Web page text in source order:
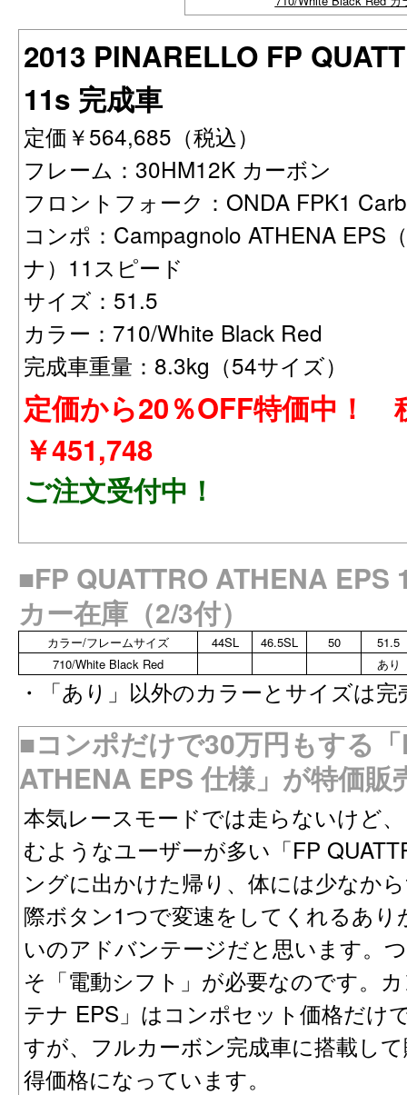
2013 PINARELLO FP
11s 完成車
定価￥564,685（税込）
フレーム：30HM12K カーボン
フロントフォーク：ONDA FPK1
コンポ：Campagnolo ATHENA EPS
ナ）11スピード
サイズ：51.5
カラー：710/White Black Red
完成車重量：8.3kg（54サイズ）
定価から20％OFF特価中
￥451,748
ご注文受付中！
■FP QUATTRO ATHENA EPS
カー在庫（2/3付）
カラー/フレームサイズ 44SL 46.5SL 50
51.5
710/White Black Red
あり
・「あり」以外のカラーとサイズは
■コンポだけで30万円もする
ATHENA EPS 仕様」が特価販
本気レースモードでは走らないけど
むようなユーザーが多い「FP
ングに出かけた帰り、体には少なか
際ボタン1つで変速をしてくれるあ
いのアドバンテージだと思います。
そ「電動シフト」が必要なのです。
テナ EPS」はコンポセット価格だけ
すが、フルカーボン完成車に搭載し
得価格になっています。